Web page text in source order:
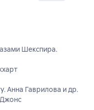
Шекспира.
Анна Гаврилова и др.